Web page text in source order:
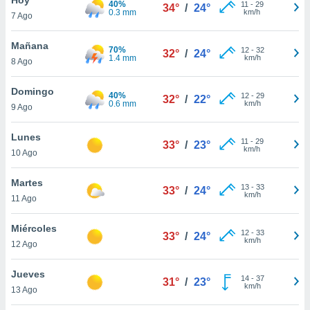
y
en
más
de
7 Ago
40%
0.3 mm
34° / 24° 11 - 29
km/h
Mañana
8 Ago
70%
1.4 mm
32° / 24° 12- 32
km/h
Domingo
9 Ago
40%
0.6 mm
32° / 22° 12- 29
km/h
Lunes
10 Ago
33° / 23° 11 - 29
km/h
Martes
11 Ago
33° / 24° 13- 33
km/h
Miércoles
12 Ago
33° / 24° 12- 33
km/h
Jueves
13 Ago
31° / 23° 14- 37
km/h